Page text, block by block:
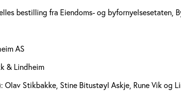
bestilling fra Eiendoms- og byfornyelsesetaten,
AS
& Lindheim
Olav Stikbakke, Stine Bitustøyl Askje, Rune Vik og